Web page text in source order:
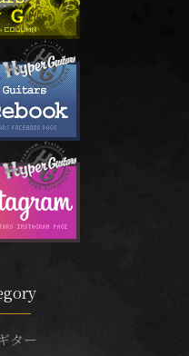
ター